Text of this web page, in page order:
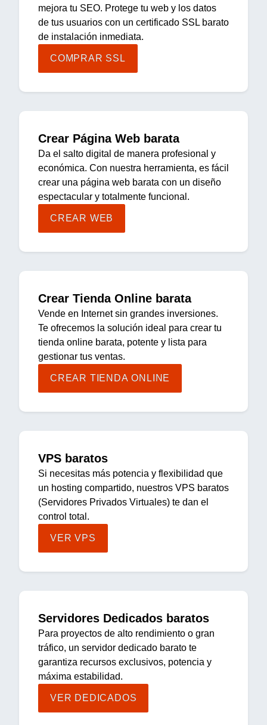
mejora tu SEO. Protege tu web y los datos
de tus usuarios con un certificado SSL barato
de instalación inmediata.
COMPRAR SSL
Crear Página Web barata
Da el salto digital de manera profesional y
económica. Con nuestra herramienta, es fácil
crear una página web barata con un diseño
espectacular y totalmente funcional.
CREAR WEB
Crear Tienda Online barata
Vende en Internet sin grandes inversiones.
Te ofrecemos la solución ideal para crear tu
tienda online barata, potente y lista para
gestionar tus ventas.
CREAR TIENDA ONLINE
VPS baratos
Si necesitas más potencia y flexibilidad que
un hosting compartido, nuestros VPS baratos
(Servidores Privados Virtuales) te dan el
control total.
VER VPS
Servidores Dedicados baratos
Para proyectos de alto rendimiento o gran
tráfico, un servidor dedicado barato te
garantiza recursos exclusivos, potencia y
máxima estabilidad.
VER DEDICADOS